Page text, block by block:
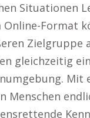
Situationen
Format
Zielgruppe
gleichzeitig
Mit
Menschen